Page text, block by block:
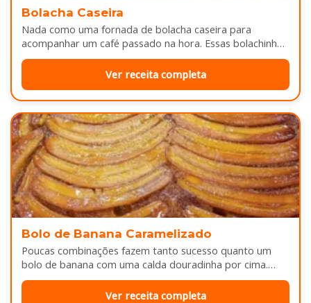
Bolacha Caseira
Nada como uma fornada de bolacha caseira para
acompanhar um café passado na hora. Essas bolachinhas
ficam levemente douradas por…
Ver receita completa
Bolo de Banana Caramelizado
Poucas combinações fazem tanto sucesso quanto um
bolo de banana com uma calda douradinha por cima.
Enquanto assa, aquele cheirinho…
Ver receita completa